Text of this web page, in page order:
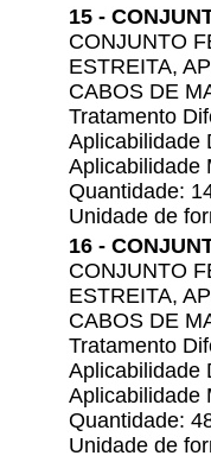
15 -
CONJUNTO
ESTREITA,
CABOS DE
Tratamento
Aplicabilidade
Aplicabilidade
Quantidade:
Unidade de
16 -
CONJUNTO
ESTREITA,
CABOS DE
Tratamento
Aplicabilidade
Aplicabilidade
Quantidade:
Unidade de